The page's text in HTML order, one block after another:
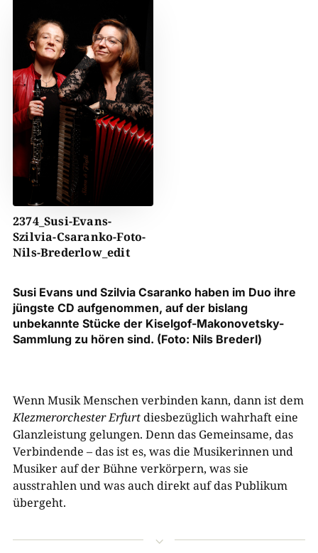
2374_Susi-Evans-
Szilvia-Csaranko-Foto-
Nils-Brederlow_edit
Susi Evans und Szilvia Csaranko haben im Duo ihre
jüngste CD aufgenommen, auf der bislang
unbekannte Stücke der Kiselgof-​Makonovetsky-​
Sammlung zu hören sind. (Foto: Nils Brederl)
Wenn Musik Menschen verbinden kann, dann ist dem
Klezmerorchester Erfurtdiesbezüglich wahrhaft eine
Glanzleistung gelungen. Denn das Gemeinsame, das
Verbindende – das ist es, was die Musikerinnen und
Musiker auf der Bühne verkörpern, was sie
ausstrahlen und was auch direkt auf das Publikum
übergeht.
3